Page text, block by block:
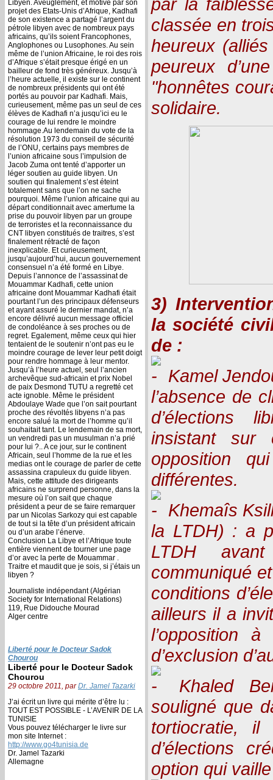
Libyen. Aveuglement, et motivé par son
projet des Etats-Unis d’Afrique, Kadhafi
de son existence a partagé l’argent du
pétrole libyen avec de nombreux pays
africains, qu’ils soient Francophones,
Anglophones ou Lusophones. Au sein
même de l’union Africaine, le roi des rois
d’Afrique s’était presque érigé en un
bailleur de fond très généreux. Jusqu’à
l’heure actuelle, il existe sur le continent
de nombreux présidents qui ont été
portés au pouvoir par Kadhafi. Mais,
curieusement, même pas un seul de ces
élèves de Kadhafi n’a jusqu’ici eu le
courage de lui rendre le moindre
hommage.Au lendemain du vote de la
résolution 1973 du conseil de sécurité
de l’ONU, certains pays membres de
l’union africaine sous l’impulsion de
Jacob Zuma ont tenté d’apporter un
léger soutien au guide libyen. Un
soutien qui finalement s’est éteint
totalement sans que l’on ne sache
pourquoi. Même l’union africaine qui au
départ conditionnait avec amertume la
prise du pouvoir libyen par un groupe
de terroristes et la reconnaissance du
CNT libyen constitués de traitres, s’est
finalement rétracté de façon
inexplicable. Et curieusement,
jusqu’aujourd’hui, aucun gouvernement
consensuel n’a été formé en Libye.
Depuis l’annonce de l’assassinat de
Mouammar Kadhafi, cette union
africaine dont Mouammar Kadhafi était
pourtant l’un des principaux défenseurs
et ayant assuré le dernier mandat, n’a
encore délivré aucun message officiel
de condoléance à ses proches ou de
regret. Egalement, même ceux qui hier
tentaient de le soutenir n’ont pas eu le
moindre courage de lever leur petit doigt
pour rendre hommage à leur mentor.
Jusqu’à l’heure actuel, seul l’ancien
archevêque sud-africain et prix Nobel
de paix Desmond TUTU a regretté cet
acte ignoble. Même le président
Abdoulaye Wade que l’on sait pourtant
proche des révoltés libyens n’a pas
encore salué la mort de l’homme qu’il
souhaitait tant. Le lendemain de sa mort,
un vendredi pas un musulman n’a prié
pour lui ?.. A ce jour, sur le continent
Africain, seul l’homme de la rue et les
medias ont le courage de parler de cette
assassina crapuleux du guide libyen.
Mais, cette attitude des dirigeants
africains ne surprend personne, dans la
mesure où l’on sait que chaque
président a peur de se faire remarquer
par un Nicolas Sarkozy qui est capable
de tout si la tête d’un président africain
ou d’un arabe l’énerve.
Conclusion La Libye et l’Afrique toute
entière viennent de tourner une page
d’or avec la perte de Mouammar .
Traitre et maudit que je sois, si j’étais un
libyen ?
Journaliste indépendant (Algérian
Society for International Relations)
119, Rue Didouche Mourad
Alger centre
Liberté pour le Docteur Sadok
Chourou
Liberté pour le Docteur Sadok
Chourou
29 octobre 2011, parDr. Jamel Tazarki
J’ai écrit un livre qui mérite d’être lu :
TOUT EST POSSIBLE - L’AVENIR DE LA
TUNISIE
Vous pouvez télécharger le livre sur
mon site Internet :
http://www.go4tunisia.de
Dr. Jamel Tazarki
Allemagne
par la
classée en
heureux
peureux
"honnêtes
solidaire.
3)
la société
de :
Kamel
l’absence de
d’élections
insistant sur
opposition
différentes.
Khemaîs
la LTDH) : a
LTDH
communiqué
conditions
ailleurs il a
l’opposition
d’exclusion
Khaled
souligné que
tortiocratie,
d’élections
option qui